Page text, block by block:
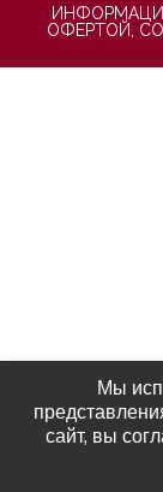
ОФЕРТОЙ,
Мы
сайт, вы